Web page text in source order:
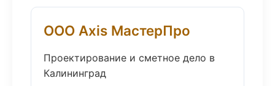
ООО Axis МастерПро
Проектирование и сметное дело в
Калининград